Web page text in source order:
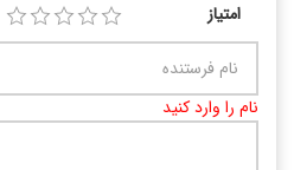
امتیاز
نام را وارد کنید